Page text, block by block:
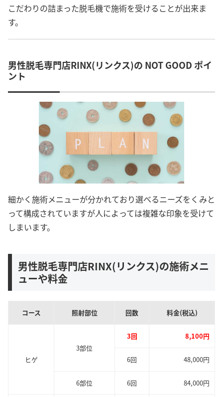
こだわりの詰まった脱毛機で施術を受けることが出来ま
す。
男性脱毛専門店RINX(リンクス)の NOT GOOD ポイ
ント
細かく施術メニューが分かれており選べるニーズをくみと
って構成されていますが人によっては複雑な印象を受けて
しまいます。
男性脱毛専門店RINX(リンクス)の施術メニ
ューや料金
コース 照射部位 回数 料金(税込)
ヒゲ
3部位
3回 8,100円
6回 48,000円
6部位 6回 84,000円